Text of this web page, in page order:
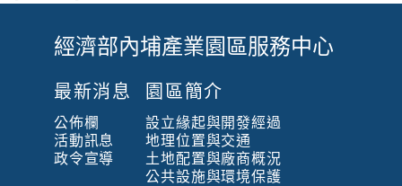
:
:
經濟部內埔產業園區服務中心
最新消息
公佈欄
活動訊息
政令宣導
園區簡介
設立緣起與開發經過
地理位置與交通
土地配置與廠商概況
公共設施與環境保護